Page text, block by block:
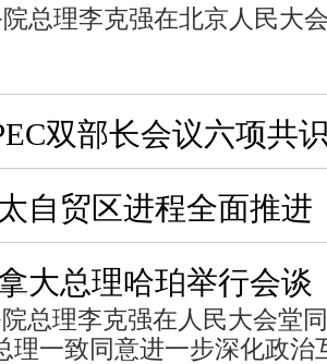
总理李克强在北京人民大
双部长会议六项共
自贸区进程全面推进
大总理哈珀举行会谈
总理李克强在人民大会堂
理一致同意进一步深化政治